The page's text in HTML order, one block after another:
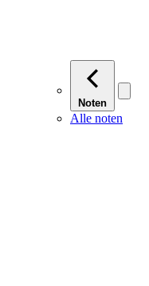
Noten
Alle noten